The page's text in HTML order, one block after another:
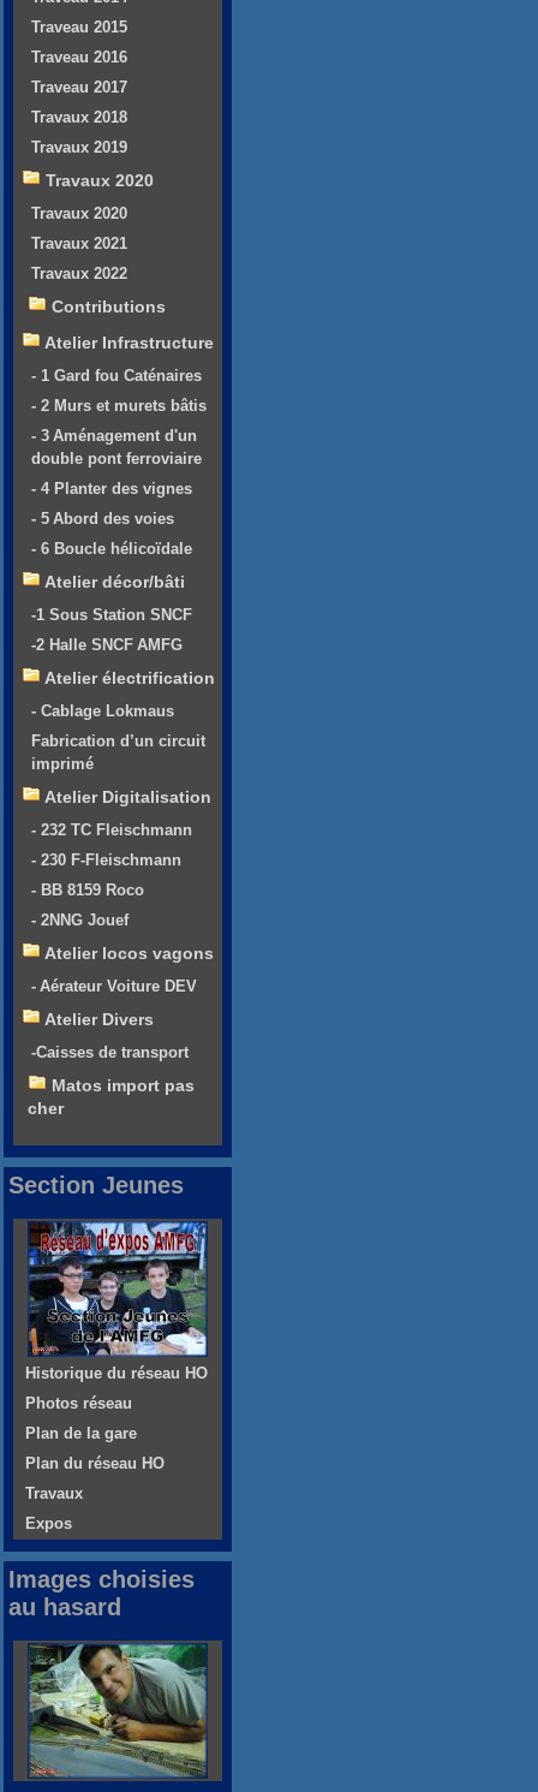
Traveau 2015
Traveau 2016
Traveau 2017
Travaux 2018
Travaux 2019
Travaux 2020
Travaux 2020
Travaux 2021
Travaux 2022
Contributions
Atelier Infrastructure
- 1 Gard fou Caténaires
- 2 Murs et murets bâtis
- 3 Aménagement d'un
double pont ferroviaire
- 4 Planter des vignes
- 5 Abord des voies
- 6 Boucle hélicoïdale
Atelier décor/bâti
-1 Sous Station SNCF
-2 Halle SNCF AMFG
Atelier électrification
- Cablage Lokmaus
Fabrication d’un circuit
imprimé
Atelier Digitalisation
- 232 TC Fleischmann
- 230 F-Fleischmann
- BB 8159 Roco
- 2NNG Jouef
Atelier locos vagons
- Aérateur Voiture DEV
Atelier Divers
-Caisses de transport
Matos import pas
cher
Section Jeunes
Historique du réseau HO
Photos réseau
Plan de la gare
Plan du réseau HO
Travaux
Expos
Images choisies
au hasard